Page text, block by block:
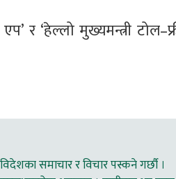
र ‘हेल्लो मुख्यमन्त्री
समाचार र विचार पस्कने गर्छौ ।